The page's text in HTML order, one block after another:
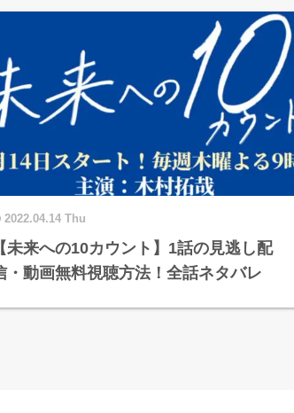
2022.04.14 Thu
【未来への10カウント】1話の見逃し配
・動画無料視聴方法！全話ネタバレ